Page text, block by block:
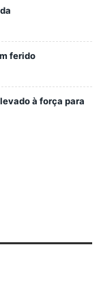
ferido
à força para